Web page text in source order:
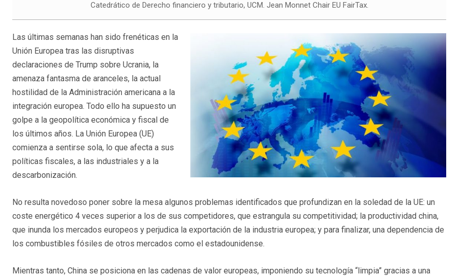
Catedrático de Derecho financiero y tributario, UCM. Jean Monnet Chair EU FairTax.
Las últimas semanas han sido frenéticas en la
Unión Europea tras las disruptivas
declaraciones de Trump sobre Ucrania, la
amenaza fantasma de aranceles, la actual
hostilidad de la Administración americana a la
integración europea. Todo ello ha supuesto un
golpe a la geopolítica económica y fiscal de
los últimos años. La Unión Europea (UE)
comienza a sentirse sola, lo que afecta a sus
políticas fiscales, a las industriales y a la
descarbonización.
No resulta novedoso poner sobre la mesa algunos problemas identificados que profundizan en la soledad de la UE: un
coste energético 4 veces superior a los de sus competidores, que estrangula su competitividad; la productividad china,
que inunda los mercados europeos y perjudica la exportación de la industria europea; y para finalizar, una dependencia de
los combustibles fósiles de otros mercados como el estadounidense.
Mientras tanto, China se posiciona en las cadenas de valor europeas, imponiendo su tecnología “limpia” gracias a una